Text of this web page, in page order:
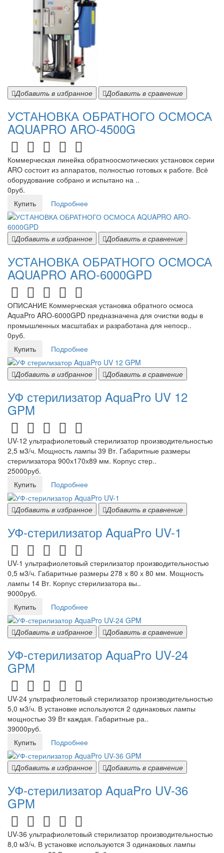
Добавить в избранное Добавить в сравнение
УСТАНОВКА ОБРАТНОГО ОСМОСА
AQUAPRO ARO-4500G
Коммерческая линейка обратноосмотических установок серии
ARO состоит из аппаратов, полностью готовых к работе. Всё
оборудование собрано и испытано на ..
0руб.
Купить
Подробнее
Добавить в избранное Добавить в сравнение
УСТАНОВКА ОБРАТНОГО ОСМОСА
AQUAPRO ARO-6000GPD
ОПИСАНИЕ Коммерческая установка обратного осмоса
AquaPro ARO-6000GPD предназначена для очистки воды в
промышленных масштабах и разработана для непоср..
0руб.
Купить
Подробнее
Добавить в избранное Добавить в сравнение
УФ стерилизатор AquaPro UV 12
GPM
UV-12 ультрафиолетовый стерилизатор производительностью
2,5 м3/ч. Мощность лампы 39 Вт. Габаритные размеры
стерилизатора 900х170х89 мм. Корпус стер..
25000руб.
Купить
Подробнее
Добавить в избранное Добавить в сравнение
УФ-стерилизатор AquaPro UV-1
UV-1 ультрафиолетовый стерилизатор производительностью
0,5 м3/ч. Габаритные размеры 278 х 80 х 80 мм. Мощность
лампы 14 Вт. Корпус стерилизатора вы..
9000руб.
Купить
Подробнее
Добавить в избранное Добавить в сравнение
УФ-стерилизатор AquaPro UV-24
GPM
UV-24 ультрафиолетовый стерилизатор производительностью
5,0 м3/ч. В установке используются 2 одинаковых лампы
мощностью 39 Вт каждая. Габаритные ра..
39000руб.
Купить
Подробнее
Добавить в избранное Добавить в сравнение
УФ-стерилизатор AquaPro UV-36
GPM
UV-36 ультрафиолетовый стерилизатор производительностью
8,0 м3/ч. В установке используются 3 одинаковых лампы